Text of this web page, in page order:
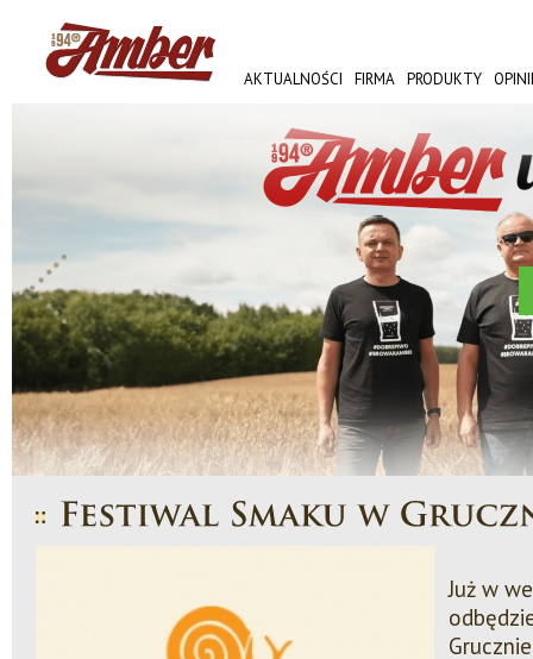
AKTUALNOŚCI FIRMA PRODUKTY
AMBER FEST
Już w